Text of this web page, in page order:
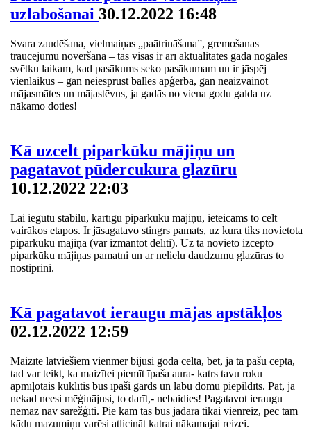
uzlabošanai 30.12.2022 16:48
Svara zaudēšana, vielmaiņas „paātrināšana”, gremošanas
traucējumu novēršana – tās visas ir arī aktualitātes gada nogales
svētku laikam, kad pasākums seko pasākumam un ir jāspēj
vienlaikus – gan neiesprūst balles apģērbā, gan neaizvainot
mājasmātes un mājastēvus, ja gadās no viena godu galda uz
nākamo doties!
Kā uzcelt piparkūku mājiņu un
pagatavot pūdercukura glazūru
10.12.2022 22:03
Lai iegūtu stabilu, kārtīgu piparkūku mājiņu, ieteicams to celt
vairākos etapos. Ir jāsagatavo stingrs pamats, uz kura tiks novietota
piparkūku mājiņa (var izmantot dēlīti). Uz tā novieto izcepto
piparkūku mājiņas pamatni un ar nelielu daudzumu glazūras to
nostiprini.
Kā pagatavot ieraugu mājas apstākļos
02.12.2022 12:59
Maizīte latviešiem vienmēr bijusi godā celta, bet, ja tā pašu cepta,
tad var teikt, ka maizītei piemīt īpaša aura- katrs tavu roku
apmīļotais kuklītis būs īpaši gards un labu domu piepildīts. Pat, ja
nekad neesi mēģinājusi, to darīt,- nebaidies! Pagatavot ieraugu
nemaz nav sarežģīti. Pie kam tas būs jādara tikai vienreiz, pēc tam
kādu mazumiņu varēsi atlicināt katrai nākamajai reizei.